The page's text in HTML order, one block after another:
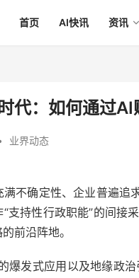
首页 AI快讯 资讯
代：如何通过AI
业界动态
不确定性、企业普遍追
支持性行政职能”的间
前沿阵地。
爆发式应用以及地缘政